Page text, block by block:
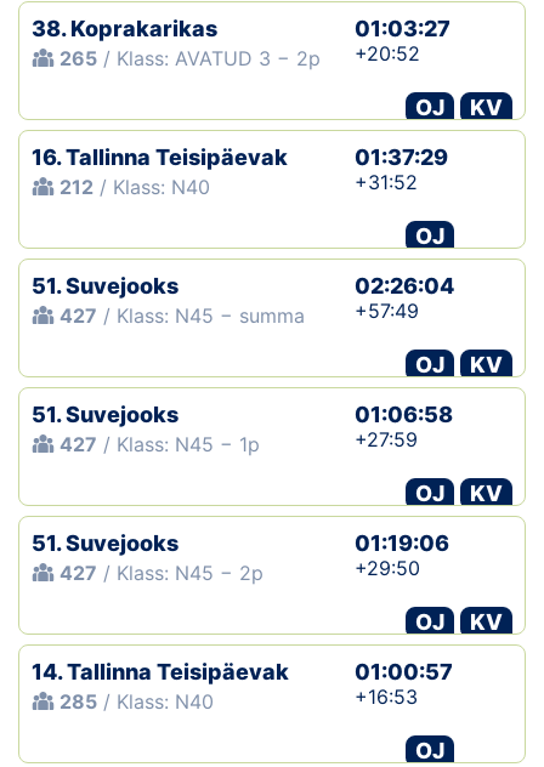
OTSI
38. Koprakarikas
265 / Klass: AVATUD 3 − 2p
01:03:27
+20:52
OJ
KV
16. Tallinna Teisipäevak
212 / Klass: N40
01:37:29
+31:52
OJ
51. Suvejooks
427 / Klass: N45 − summa
02:26:04
+57:49
OJ
KV
51. Suvejooks
427 / Klass: N45 − 1p
01:06:58
+27:59
OJ
KV
51. Suvejooks
427 / Klass: N45 − 2p
01:19:06
+29:50
OJ
KV
14. Tallinna Teisipäevak
285 / Klass: N40
01:00:57
+16:53
OJ